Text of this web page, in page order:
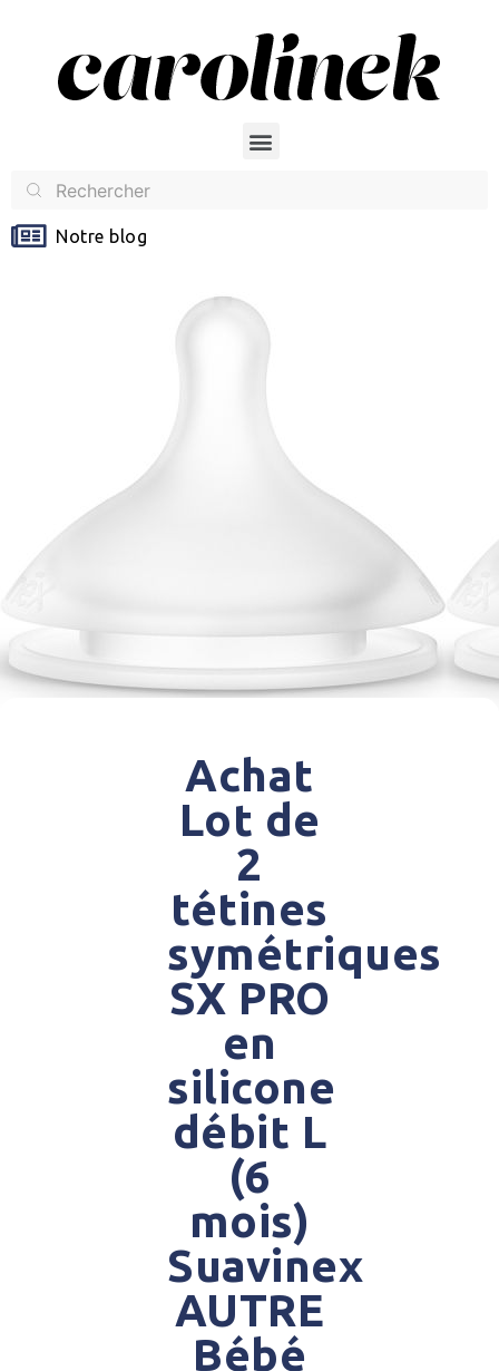
Notre blog
Achat
Lot de
2
tétines
symétriques
SX PRO
en
silicone
débit L
(6
mois)
Suavinex
AUTRE
Bébé